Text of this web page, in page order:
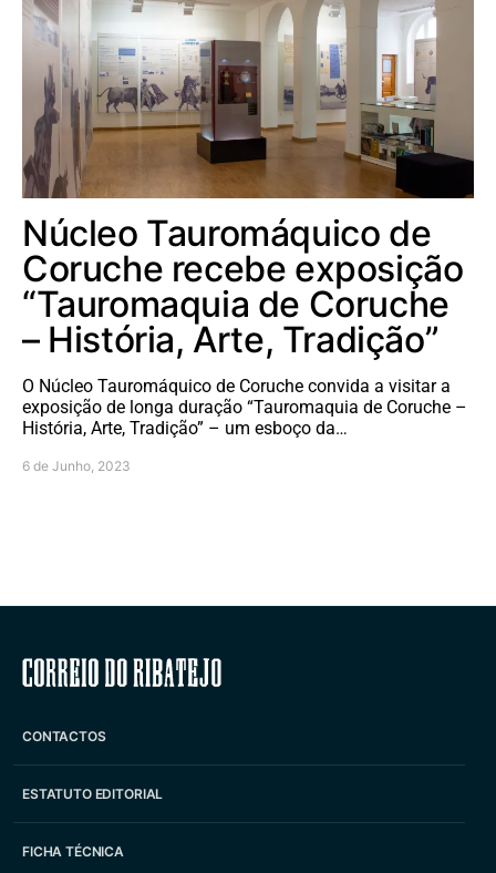
Núcleo Tauromáquico de
Coruche recebe exposição
“Tauromaquia de Coruche
– História, Arte, Tradição”
O Núcleo Tauromáquico de Coruche convida a visitar a
exposição de longa duração “Tauromaquia de Coruche –
História, Arte, Tradição” – um esboço da…
6 de Junho, 2023
Correio do Ribatejo
CONTACTOS
ESTATUTO EDITORIAL
FICHA TÉCNICA